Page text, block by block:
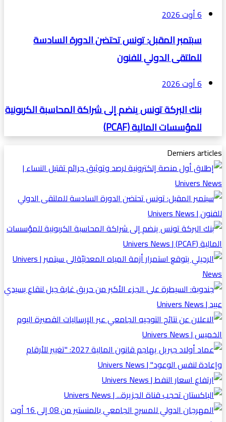
6 أوت 2026
سبتمبر المقبل: تونس تحتضن الدورة السادسة
للملتقى الدولي للفنون
6 أوت 2026
بنك البركة تونس ينضم إلى شراكة المحاسبة الكربونية
للمؤسسات المالية (PCAF)
Derniers articles